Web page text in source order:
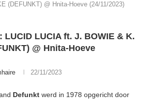
(DEFUNKT) @ Hnita-Hoeve (24/11/2023)
LUCID LUCIA ft. J. BOWIE & K.
@ Hnita-Hoeve
22/11/2023
Defunkt werd in 1978 opgericht door